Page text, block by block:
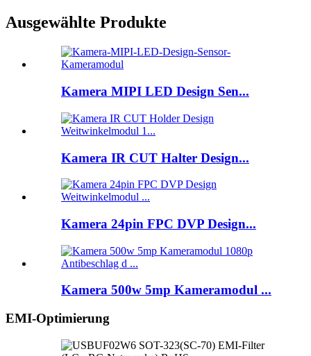
Ausgewählte Produkte
Kamera MIPI LED Design Sen...
Kamera IR CUT Halter Design...
Kamera 24pin FPC DVP Design...
Kamera 500w 5mp Kameramodul ...
EMI-Optimierung